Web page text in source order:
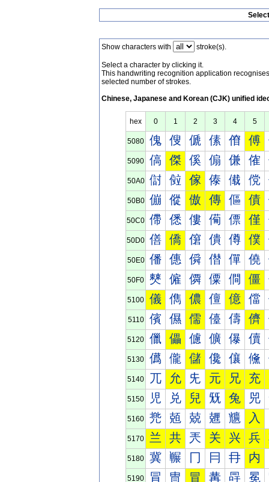
Show characters with stroke(s).
Select a character by clicking it.
This handwriting recognition application
selected number of strokes.
Chinese, Japanese and Korean (CJK) unified
hex 0 1 2 3 4 5
5080 傀 傁 傂 傃 傄 傅
5090 傐 傑 傒 傓 傔 傕
50A0 傠 傡 傢 傣 傤 傥
50B0 傰 傱 傲 傳 傴 債
50C0 僀 僁 僂 僃 僄 僅
50D0 僐 僑 僒 僓 僔 僕
50E0 僠 僡 僢 僣 僤 僥
50F0 僰 僱 僲 僳 僴 僵
5100 儀 儁 儂 儃 億 儅
5110 儐 儑 儒 儓 儔 儕
5120 儠 儡 儢 儣 儤 儥
5130 儰 儱 儲 儳 儴 儵
5140 兀 允 兂 元 兄 充
5150 児 兑 兒 兓 兔 兕
5160 兠 兡 兢 兣 兤 入
5170 兰 共 兲 关 兴 兵
5180 冀 冁 冂 冃 冄 内
5190 冐 冑 冒 冓 冔 冕